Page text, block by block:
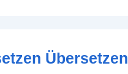
Übersetzen